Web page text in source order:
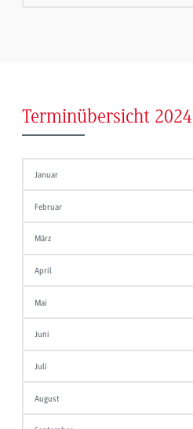
Terminübersicht 2024
Januar
Februar
März
April
Mai
Juni
Juli
August